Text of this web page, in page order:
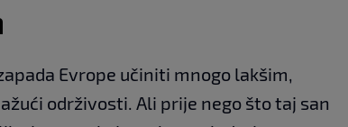
Evrope učiniti mnogo lakšim,
održivosti. Ali prije nego što taj san